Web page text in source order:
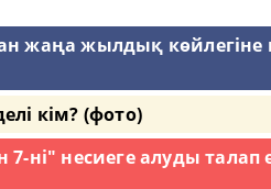
жаңа жылдық көйлегіне
кім? (фото)
ні" несиеге алуды талап